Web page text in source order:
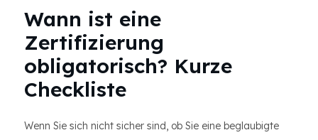
Wann ist eine
Zertifizierung
obligatorisch? Kurze
Checkliste
Wenn Sie sich nicht sicher sind, ob Sie eine beglaubigte